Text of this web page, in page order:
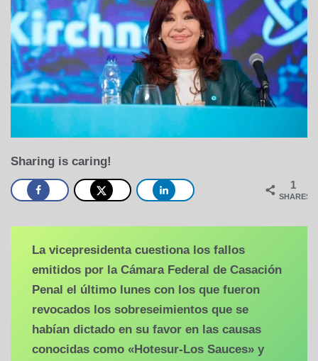
Sharing is caring!
1
SHARES
La vicepresidenta cuestiona los fallos
emitidos por la Cámara Federal de Casación
Penal el último lunes con los que fueron
revocados los sobreseimientos que se
habían dictado en su favor en las causas
conocidas como «Hotesur-Los Sauces» y